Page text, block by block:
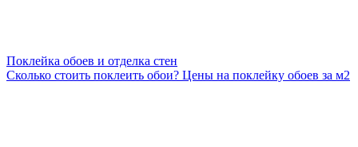
Поклейка обоев и отделка стен
Сколько стоить поклеить обои? Цены на поклейку обоев за м2